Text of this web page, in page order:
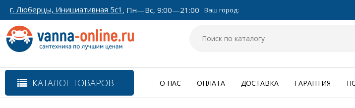
г. Люберцы, Инициативная 5с1 , Пн—Вс, 9:00—21:00 Ваш город:
КАТАЛОГ ТОВАРОВ О НАС ОПЛАТА ДОСТАВКА ГАРАНТИЯ